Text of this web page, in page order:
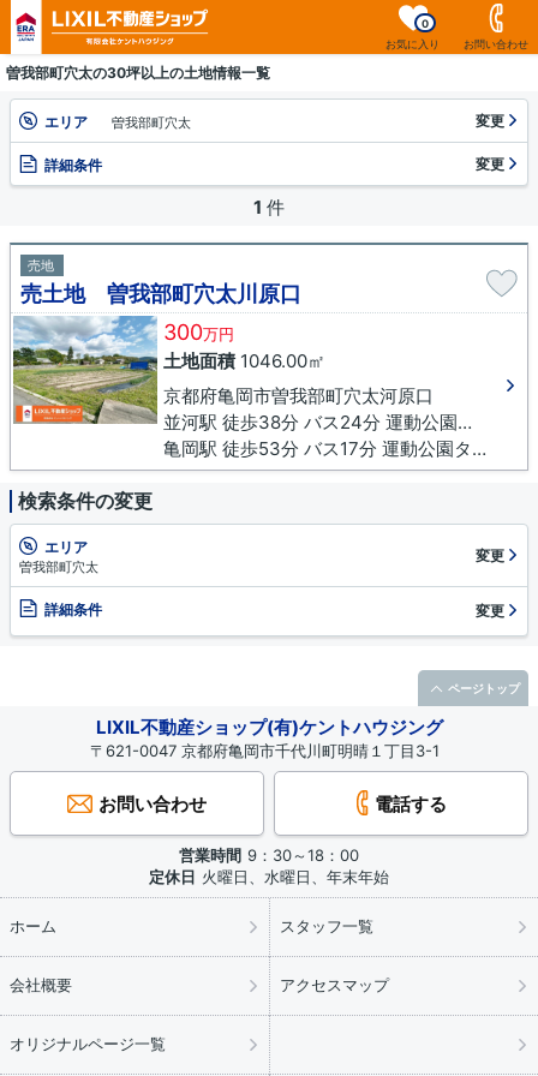
お気に入り
0
お問い合わせ
曽我部町穴太の30坪以上の土地情報一覧
エリア 曽我部町穴太 変更
詳細条件 変更
1 件
売地
売土地 曽我部町穴太川原口
300万円
土地面積1046.00㎡
京都府亀岡市曽我部町穴太河原口
並河駅 徒歩38分 バス24分 運動公園ターミナル下車 徒歩2分
亀岡駅 徒歩53分 バス17分 運動公園ターミナル下車 徒歩3分
検索条件の変更
エリア
曽我部町穴太
変更
詳細条件 変更
LIXIL不動産ショップ(有)ケントハウジング
〒621-0047 京都府亀岡市千代川町明晴１丁目3-1
お問い合わせ 電話する
営業時間 9：30～18：00
定休日 火曜日、水曜日、年末年始
ホーム スタッフ一覧
会社概要 アクセスマップ
オリジナルページ一覧
ページトップ